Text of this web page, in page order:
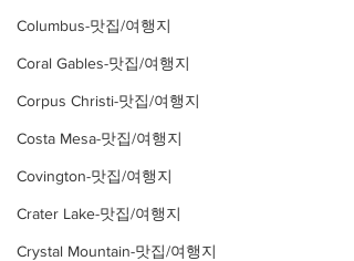
Columbus-맛집/여행지
Coral Gables-맛집/여행지
Corpus Christi-맛집/여행지
Costa Mesa-맛집/여행지
Covington-맛집/여행지
Crater Lake-맛집/여행지
Crystal Mountain-맛집/여행지